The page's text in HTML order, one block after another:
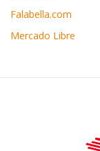
Falabella.com
Mercado Libre